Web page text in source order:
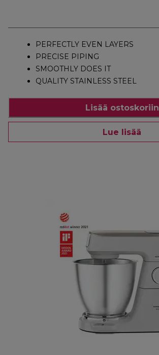
PERFECTLY EVEN LAYERS
PRECISE PIPING
SMOOTHLY DOES IT
QUALITY STAINLESS STEEL
Lisää ostoskoriin
Lue lisää